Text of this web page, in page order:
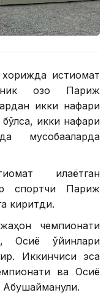
истиқомат
қозоқ Париж
икки нафари
икки нафари
мусобақаларда
қилаётган
спортчи Париж
киритди.
чемпионати
Осиё ўйинлари
Иккинчиси эса
ва Осиё